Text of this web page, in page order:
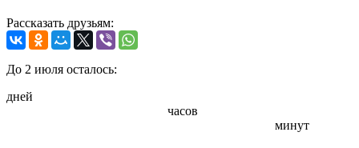
Рассказать друзьям:
До 2 июля осталось:
дней
часов
минут